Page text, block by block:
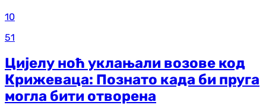
10
51
Цијелу ноћ уклањали возове код
Крижеваца: Познато када би пруга
могла бити отворена